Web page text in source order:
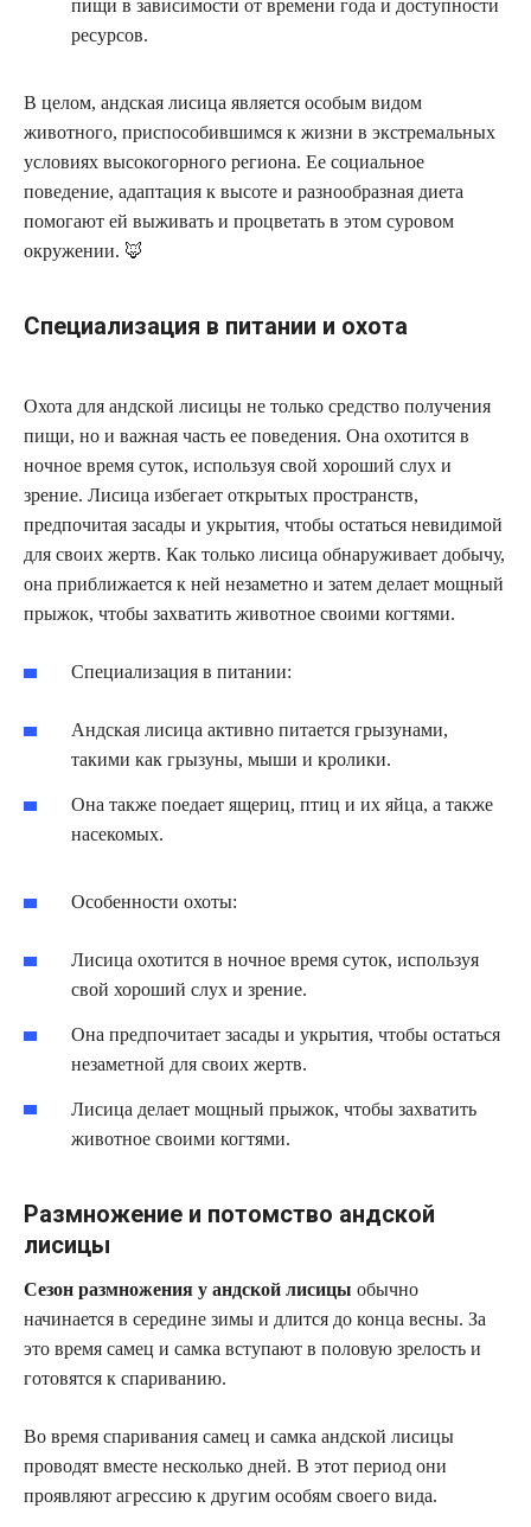
пищи в зависимости от времени года и доступности
ресурсов.
В целом, андская лисица является особым видом
животного, приспособившимся к жизни в экстремальных
условиях высокогорного региона. Ее социальное
поведение, адаптация к высоте и разнообразная диета
помогают ей выживать и процветать в этом суровом
окружении. 🦊
Специализация в питании и охота
Охота для андской лисицы не только средство получения
пищи, но и важная часть ее поведения. Она охотится в
ночное время суток, используя свой хороший слух и
зрение. Лисица избегает открытых пространств,
предпочитая засады и укрытия, чтобы остаться невидимой
для своих жертв. Как только лисица обнаруживает добычу,
она приближается к ней незаметно и затем делает мощный
прыжок, чтобы захватить животное своими когтями.
Специализация в питании:
Андская лисица активно питается грызунами,
такими как грызуны, мыши и кролики.
Она также поедает ящериц, птиц и их яйца, а также
насекомых.
Особенности охоты:
Лисица охотится в ночное время суток, используя
свой хороший слух и зрение.
Она предпочитает засады и укрытия, чтобы остаться
незаметной для своих жертв.
Лисица делает мощный прыжок, чтобы захватить
животное своими когтями.
Размножение и потомство андской
лисицы
Сезон размножения у андской лисицы обычно
начинается в середине зимы и длится до конца весны. За
это время самец и самка вступают в половую зрелость и
готовятся к спариванию.
Во время спаривания самец и самка андской лисицы
проводят вместе несколько дней. В этот период они
проявляют агрессию к другим особям своего вида.